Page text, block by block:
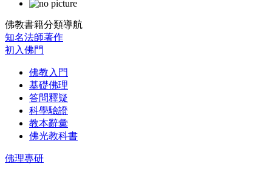
佛教書籍分類導航
知名法師著作
初入佛門
佛教入門
基礎佛理
答問釋疑
科學驗證
教本辭彙
佛光教科書
佛理專研